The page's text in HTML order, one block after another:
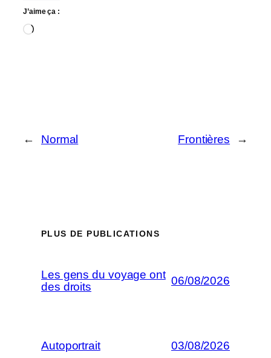
J’aime ça :
Chargement…
← Normal Frontières →
PLUS DE PUBLICATIONS
Les gens du voyage ont
des droits
06/08/2026
Autoportrait 03/08/2026